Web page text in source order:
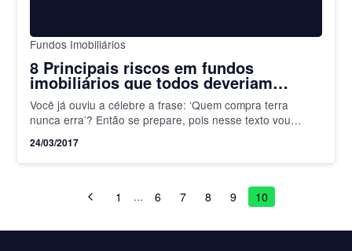
Fundos Imobiliários
8 Principais riscos em fundos
imobiliários que todos deveriam
conhecer antes de investir
Você já ouviu a célebre a frase: ‘Quem compra terra
nunca erra’? Então se prepare, pois nesse texto vou
24/03/2017
1 … 6 7 8 9 10